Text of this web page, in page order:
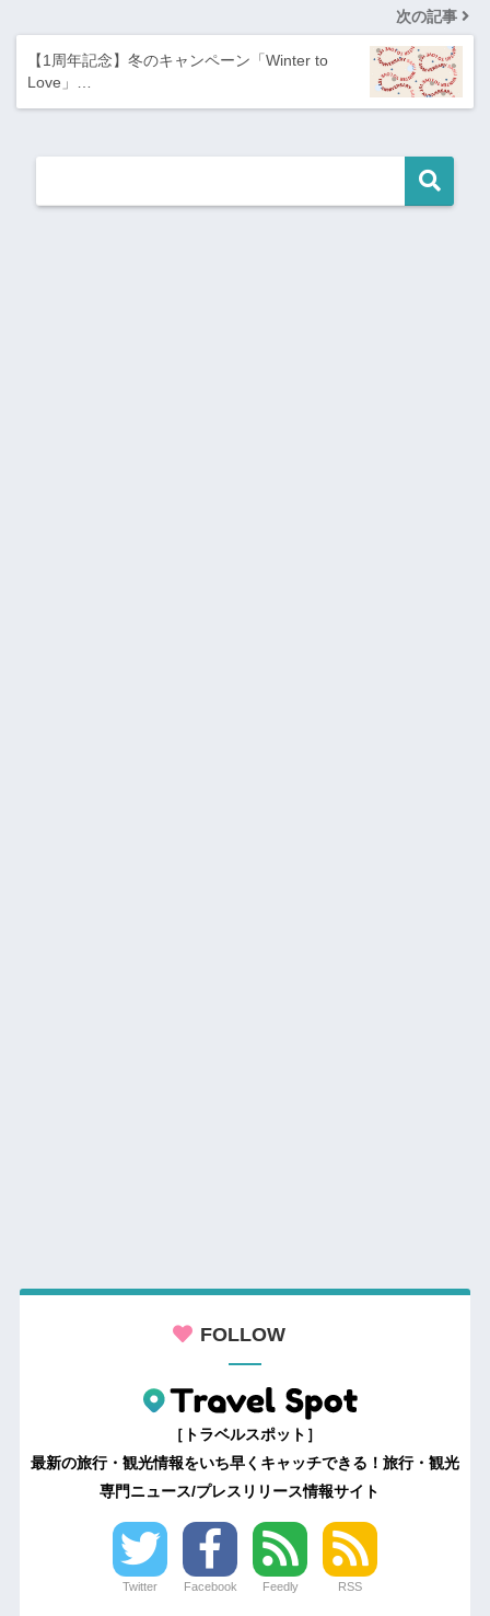
次の記事
【1周年記念】冬のキャンペーン「Winter to
Love」…
FOLLOW
［トラベルスポット］
最新の旅行・観光情報をいち早くキャッチできる！旅行・観光
専門ニュース/プレスリリース情報サイト
Twitter Facebook Feedly RSS